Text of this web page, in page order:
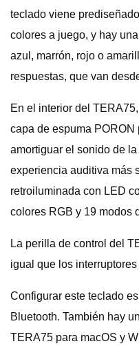
teclado viene
colores a juego, y hay
azul, marrón, rojo o
respuestas, que van
En el interior del
capa de espuma
amortiguar el sonido de
experiencia auditiva más
retroiluminada con LED
colores RGB y 19 modos
La perilla de control del
igual que los
Configurar este teclado
Bluetooth. También hay
TERA75 para macOS y